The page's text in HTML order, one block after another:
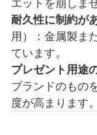
耐久性に制約が
用）：金属製ま
ています。
プレゼント用途
ブランドのもの
度が高まります。